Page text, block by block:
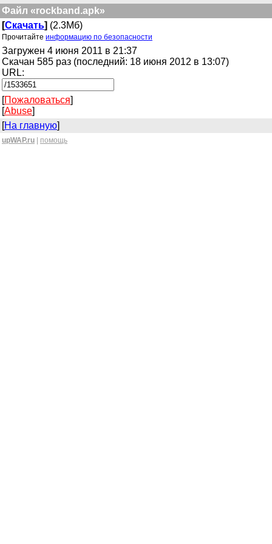
Файл «rockband.apk»
[Скачать] (2.3Мб)
Прочитайте информацию по безопасности
Загружен 4 июня 2011 в 21:37
Скачан 585 раз (последний: 18 июня 2012 в 13:07)
URL:
[Пожаловаться]
[Abuse]
[На главную]
upWAP.ru помощь